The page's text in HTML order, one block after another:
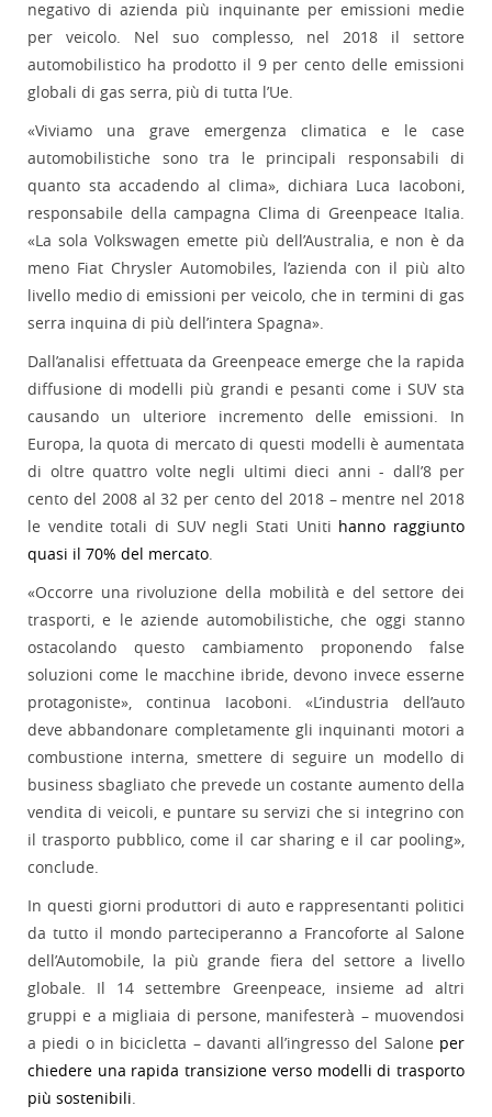
negativo di azienda più inquinante per emissioni medie
per veicolo. Nel suo complesso, nel 2018 il settore
automobilistico ha prodotto il 9 per cento delle emissioni
globali di gas serra, più di tutta l’Ue.
«Viviamo una grave emergenza climatica e le case
automobilistiche sono tra le principali responsabili di
quanto sta accadendo al clima», dichiara Luca Iacoboni,
responsabile della campagna Clima di Greenpeace Italia.
«La sola Volkswagen emette più dell’Australia, e non è da
meno Fiat Chrysler Automobiles, l’azienda con il più alto
livello medio di emissioni per veicolo, che in termini di gas
serra inquina di più dell’intera Spagna».
Dall’analisi effettuata da Greenpeace emerge che la rapida
diffusione di modelli più grandi e pesanti come i SUV sta
causando un ulteriore incremento delle emissioni. In
Europa, la quota di mercato di questi modelli è aumentata
di oltre quattro volte negli ultimi dieci anni - dall’8 per
cento del 2008 al 32 per cento del 2018 – mentre nel 2018
le vendite totali di SUV negli Stati Uniti hanno raggiunto
quasi il 70% del mercato.
«Occorre una rivoluzione della mobilità e del settore dei
trasporti, e le aziende automobilistiche, che oggi stanno
ostacolando questo cambiamento proponendo false
soluzioni come le macchine ibride, devono invece esserne
protagoniste», continua Iacoboni. «L’industria dell’auto
deve abbandonare completamente gli inquinanti motori a
combustione interna, smettere di seguire un modello di
business sbagliato che prevede un costante aumento della
vendita di veicoli, e puntare su servizi che si integrino con
il trasporto pubblico, come il car sharing e il car pooling»,
conclude.
In questi giorni produttori di auto e rappresentanti politici
da tutto il mondo parteciperanno a Francoforte al Salone
dell’Automobile, la più grande fiera del settore a livello
globale. Il 14 settembre Greenpeace, insieme ad altri
gruppi e a migliaia di persone, manifesterà – muovendosi
a piedi o in bicicletta – davanti all’ingresso del Salone per
chiedere una rapida transizione verso modelli di trasporto
più sostenibili.